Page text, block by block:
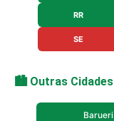
RR
SE
🏙️ Outras Cidades
Barueri